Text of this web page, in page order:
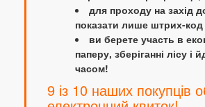
для проходу на захід
показати лише штрих-код
ви берете участь в
паперу, зберіганні лісу і
часом!
9 із 10 наших покупців